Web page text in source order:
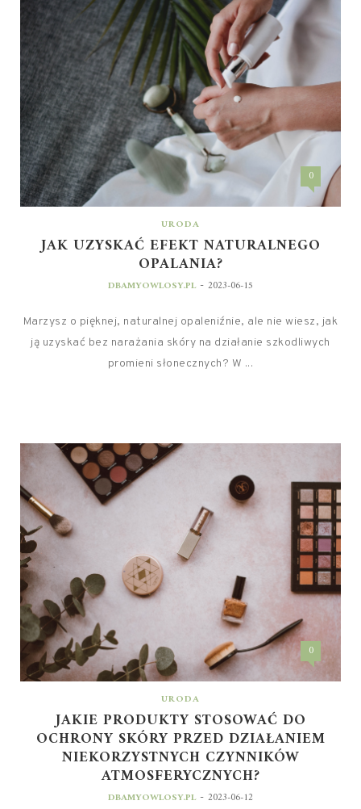
0
URODA
JAK UZYSKAĆ EFEKT NATURALNEGO
OPALANIA?
DBAMYOWLOSY.PL - 2023-06-15
Marzysz o pięknej, naturalnej opaleniźnie, ale nie wiesz, jak
ją uzyskać bez narażania skóry na działanie szkodliwych
promieni słonecznych? W ...
0
URODA
JAKIE PRODUKTY STOSOWAĆ DO
OCHRONY SKÓRY PRZED DZIAŁANIEM
NIEKORZYSTNYCH CZYNNIKÓW
ATMOSFERYCZNYCH?
DBAMYOWLOSY.PL - 2023-06-12